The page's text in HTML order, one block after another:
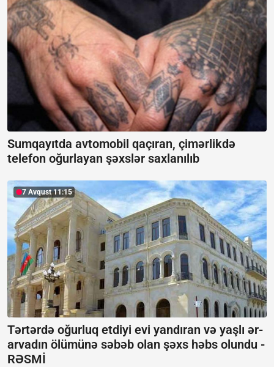
Sumqayıtda avtomobil qaçıran, çimərlikdə
telefon oğurlayan şəxslər saxlanılıb
7 Avqust 11:15
Tərtərdə oğurluq etdiyi evi yandıran və yaşlı ər-
arvadın ölümünə səbəb olan şəxs həbs olundu -
RƏSMİ